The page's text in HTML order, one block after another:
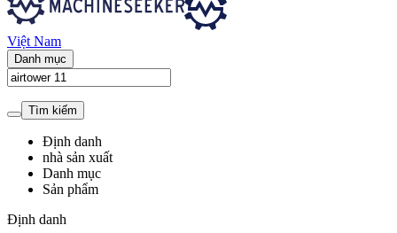
Việt Nam
Danh mục
Tìm kiếm
Định danh
nhà sản xuất
Danh mục
Sản phẩm
Định danh